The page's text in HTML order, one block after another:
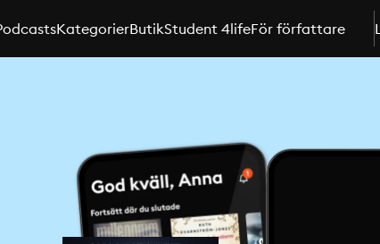
KategorierButikStudent 4lifeFör författare